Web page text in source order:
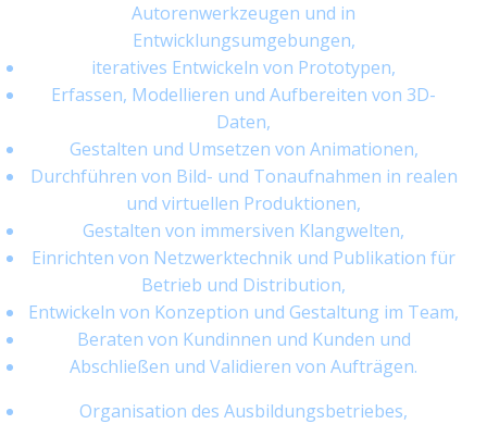
Autorenwerkzeugen und in
Entwicklungsumgebungen,
iteratives Entwickeln von Prototypen,
Erfassen, Modellieren und Aufbereiten von 3D-
Daten,
Gestalten und Umsetzen von Animationen,
Durchführen von Bild- und Tonaufnahmen in realen
und virtuellen Produktionen,
Gestalten von immersiven Klangwelten,
Einrichten von Netzwerktechnik und Publikation für
Betrieb und Distribution,
Entwickeln von Konzeption und Gestaltung im Team,
Beraten von Kundinnen und Kunden und
Abschließen und Validieren von Aufträgen.
Organisation des Ausbildungsbetriebes,